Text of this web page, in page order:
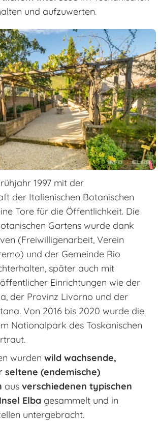
und aufzuwerten.
1997 mit der
der Italienischen Botanischen
Tore für die Öffentlichkeit. Die
Gartens wurde dank
(Freiwilligenarbeit, Verein
und der Gemeinde Rio
später auch mit
Einrichtungen wie der
der Provinz Livorno und der
Von 2016 bis 2020 wurde die
Nationalpark des Toskanischen
wurden wild wachsende,
seltene (endemische)
aus verschiedenen typischen
Elba gesammelt und in
untergebracht.